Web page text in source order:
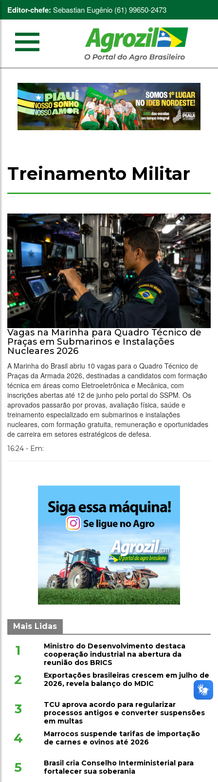
Editor-chefe: Sebastian Eugênio (61) 99650-2473
Treinamento Militar
Vagas na Marinha para Quadro Técnico de
Praças em Submarinos e Instalações
Nucleares 2026
A Marinha do Brasil abriu 10 vagas para o Quadro Técnico de
Praças da Armada 2026, destinadas a candidatos com formação
técnica em áreas como Eletroeletrônica e Mecânica, com
inscrições abertas até 12 de junho pelo portal do SSPM. Os
aprovados passarão por provas, avaliação física, saúde e
treinamento especializado em submarinos e instalações
nucleares, com formação gratuita, remuneração e oportunidades
de carreira em setores estratégicos de defesa.
16:24 - Em:
Mais Lidas
1
Ministro do Desenvolvimento destaca
cooperação industrial na abertura da
reunião dos BRICS
2
Exportações brasileiras crescem em julho de
2026, revela balanço do MDIC
3
TCU aprova acordo para regularizar
processos antigos e converter suspensões
em multas
4
Marrocos suspende tarifas de importação
de carnes e ovinos até 2026
5
Brasil cria Conselho Interministerial para
fortalecer sua soberania